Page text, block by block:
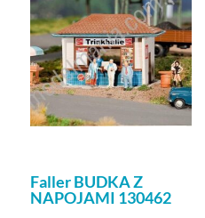
Faller BUDKA Z
NAPOJAMI 130462